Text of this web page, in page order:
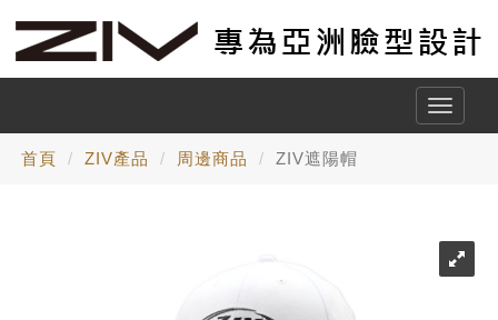
Toggle
首頁 ZIV產品 周邊商品 ZIV遮陽帽